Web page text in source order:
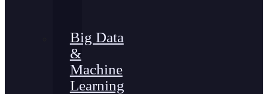
Big Data
&
Machine
Learning